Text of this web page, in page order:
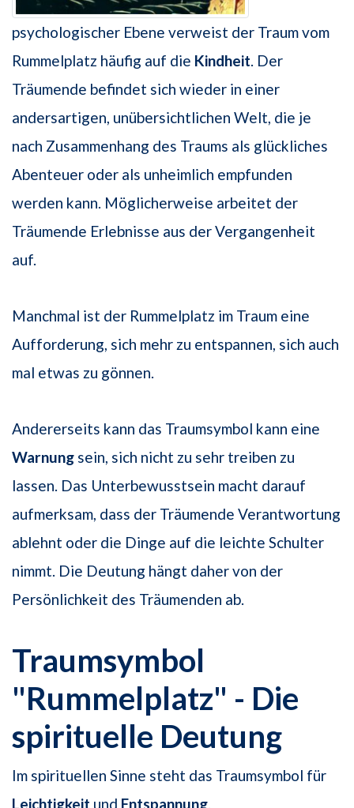
psychologischer Ebene verweist der Traum vom
Rummelplatz häufig auf die Kindheit. Der
Träumende befindet sich wieder in einer
andersartigen, unübersichtlichen Welt, die je
nach Zusammenhang des Traums als glückliches
Abenteuer oder als unheimlich empfunden
werden kann. Möglicherweise arbeitet der
Träumende Erlebnisse aus der Vergangenheit
auf.
Manchmal ist der Rummelplatz im Traum eine
Aufforderung, sich mehr zu entspannen, sich auch
mal etwas zu gönnen.
Andererseits kann das Traumsymbol kann eine
Warnung sein, sich nicht zu sehr treiben zu
lassen. Das Unterbewusstsein macht darauf
aufmerksam, dass der Träumende Verantwortung
ablehnt oder die Dinge auf die leichte Schulter
nimmt. Die Deutung hängt daher von der
Persönlichkeit des Träumenden ab.
Traumsymbol
"Rummelplatz" - Die
spirituelle Deutung
Im spirituellen Sinne steht das Traumsymbol für
Leichtigkeit und Entspannung